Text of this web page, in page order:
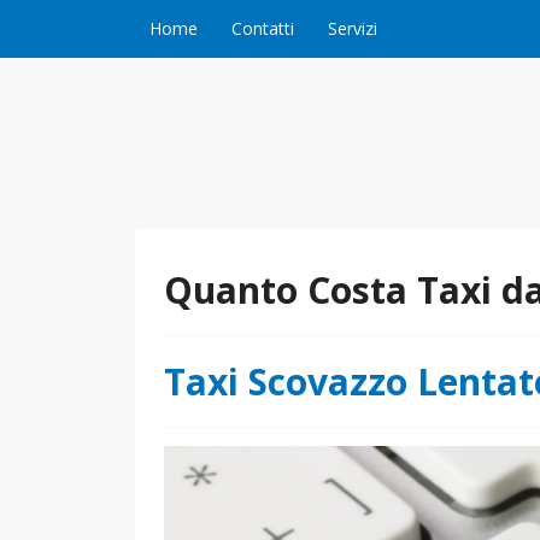
Home Contatti Servizi
Quanto Costa Taxi
Taxi Scovazzo